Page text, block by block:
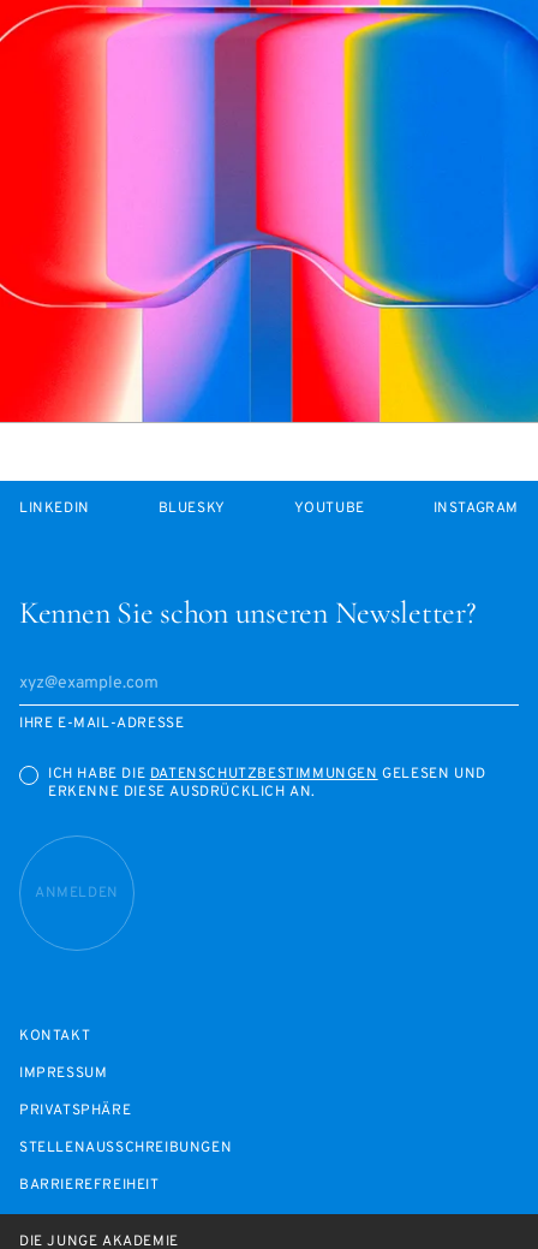
Kennen Sie schon unseren Newsletter?
IHRE E-MAIL-ADRESSE
ICH HABE DIEDATENSCHUTZBESTIMMUNGENGELESEN UND
ERKENNE DIESE AUSDRÜCKLICH AN.
ANMELDEN
LINKEDIN BLUESKY YOUTUBE INSTAGRAM
KONTAKT
IMPRESSUM
PRIVATSPHÄRE
STELLENAUSSCHREIBUNGEN
BARRIEREFREIHEIT
DIE JUNGE AKADEMIE